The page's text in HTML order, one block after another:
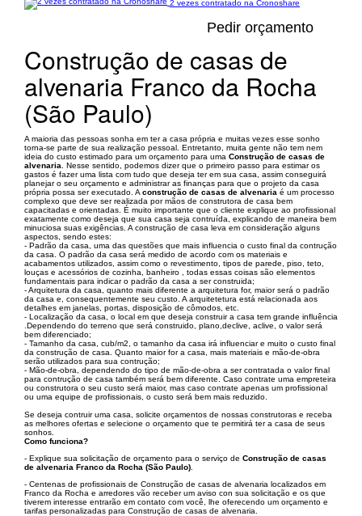
2 vezes contratado na Cronoshare
Pedir orçamento
Construção de casas de
alvenaria Franco da Rocha
(São Paulo)
A maioria das pessoas sonha em ter a casa própria e muitas vezes esse sonho
torna-se parte de sua realização pessoal. Entretanto, muita gente não tem nem
ideia do custo estimado para um orçamento para uma Construção de casas de
alvenaria . Nesse sentido, podemos dizer que o primeiro passo para estimar os
gastos é fazer uma lista com tudo que deseja ter em sua casa, assim conseguirá
planejar o seu orçamento e administrar as finanças para que o projeto da casa
própria possa ser executado. A construção de casas de alvenaria é um processo
complexo que deve ser realizada por mãos de construtora de casa bem
capacitadas e orientadas. É muito importante que o cliente explique ao profissional
exatamente como deseja que sua casa seja contruída, explicando de maneira bem
minuciosa suas exigências. A construção de casa leva em consideração alguns
aspectos, sendo estes:
- Padrão da casa, uma das questões que mais influencia o custo final da contrução
da casa. O padrão da casa será medido de acordo com os materiais e
acabamentos utilizados, assim como o revestimento, tipos de parede, piso, teto,
louças e acessórios de cozinha, banheiro , todas essas coisas são elementos
fundamentais para indicar o padrão da casa a ser construida;
- Arquitetura da casa, quanto mais diferente a arquitetura for, maior será o padrão
da casa e, consequentemente seu custo. A arquitetetura está relacionada aos
detalhes em janelas, portas, disposição de cômodos, etc.
- Localização da casa, o local em que deseja construir a casa tem grande influência
.Dependendo do terreno que será construido, plano,declive, aclive, o valor será
bem diferenciado;
- Tamanho da casa, cub/m2, o tamanho da casa irá influenciar e muito o custo final
da construção de casa. Quanto maior for a casa, mais materiais e mão-de-obra
serão utilizados para sua contrução;
- Mão-de-obra, dependendo do tipo de mão-de-obra a ser contratada o valor final
para contrução de casa também será bem diferente. Caso contrate uma empreteira
ou construtora o seu custo será maior, mas caso contrate apenas um profissional
ou uma equipe de profissionais, o custo será bem mais reduzido.
Se deseja contruir uma casa, solicite orçamentos de nossas construtoras e receba
as melhores ofertas e selecione o orçamento que te permitirá ter a casa de seus
sonhos.
Como funciona?
- Explique sua solicitação de orçamento para o serviço de Construção de casas
de alvenaria Franco da Rocha (São Paulo)
- Centenas de profissionais de Construção de casas de alvenaria localizados em
Franco da Rocha e arredores vão receber um aviso con sua solicitação e os que
tiverem interesse entrarão em contato com você, lhe oferecendo um orçamento e
tarifas personalizadas para Construção de casas de alvenaria.